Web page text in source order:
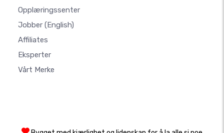
Opplæringssenter
Jobber (English)
Affiliates
Eksperter
Vårt Merke